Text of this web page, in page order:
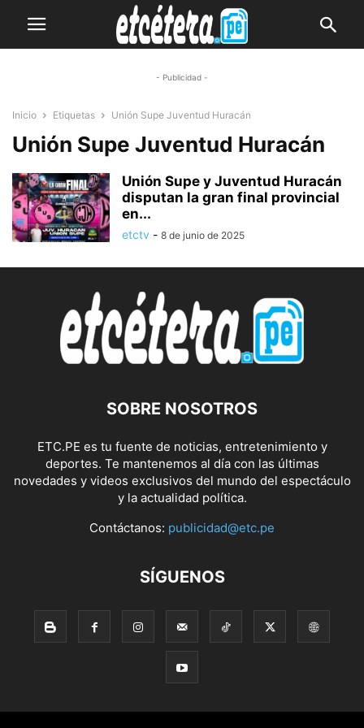
- Publicidad -
Inicio Etiquetas Unión Supe Juventud Huracán
Unión Supe Juventud Huracán
Unión Supe y Juventud Huracán
disputan la gran final provincial
en...
etctv - 8 de junio de 2025
SOBRE NOSOTROS
ETC.PE es tu fuente de noticias, entretenimiento y
deportes. Te mantenemos al día con las últimas
novedades y videos exclusivos del mundo del espectáculo
y la actualidad política.
Contáctanos: publicidad@etc.pe
SÍGUENOS